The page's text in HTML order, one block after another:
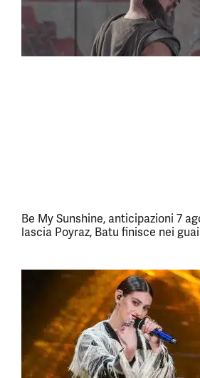
Be My Sunshine, anticipazioni 7
lascia Poyraz, Batu finisce nei guai